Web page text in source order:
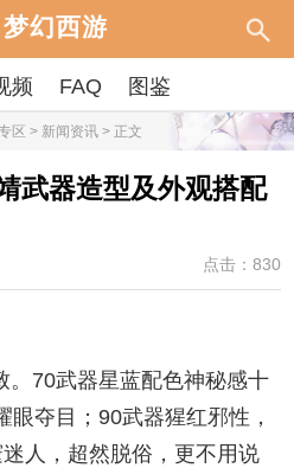
梦幻西游
频 FAQ 图鉴
区 > 新闻资讯 > 正文
武器造型及外观搭配
点击：830
。70武器星蓝配色神秘感十
眼夺目；90武器猩红邪性，
人，超然脱俗，更不用说